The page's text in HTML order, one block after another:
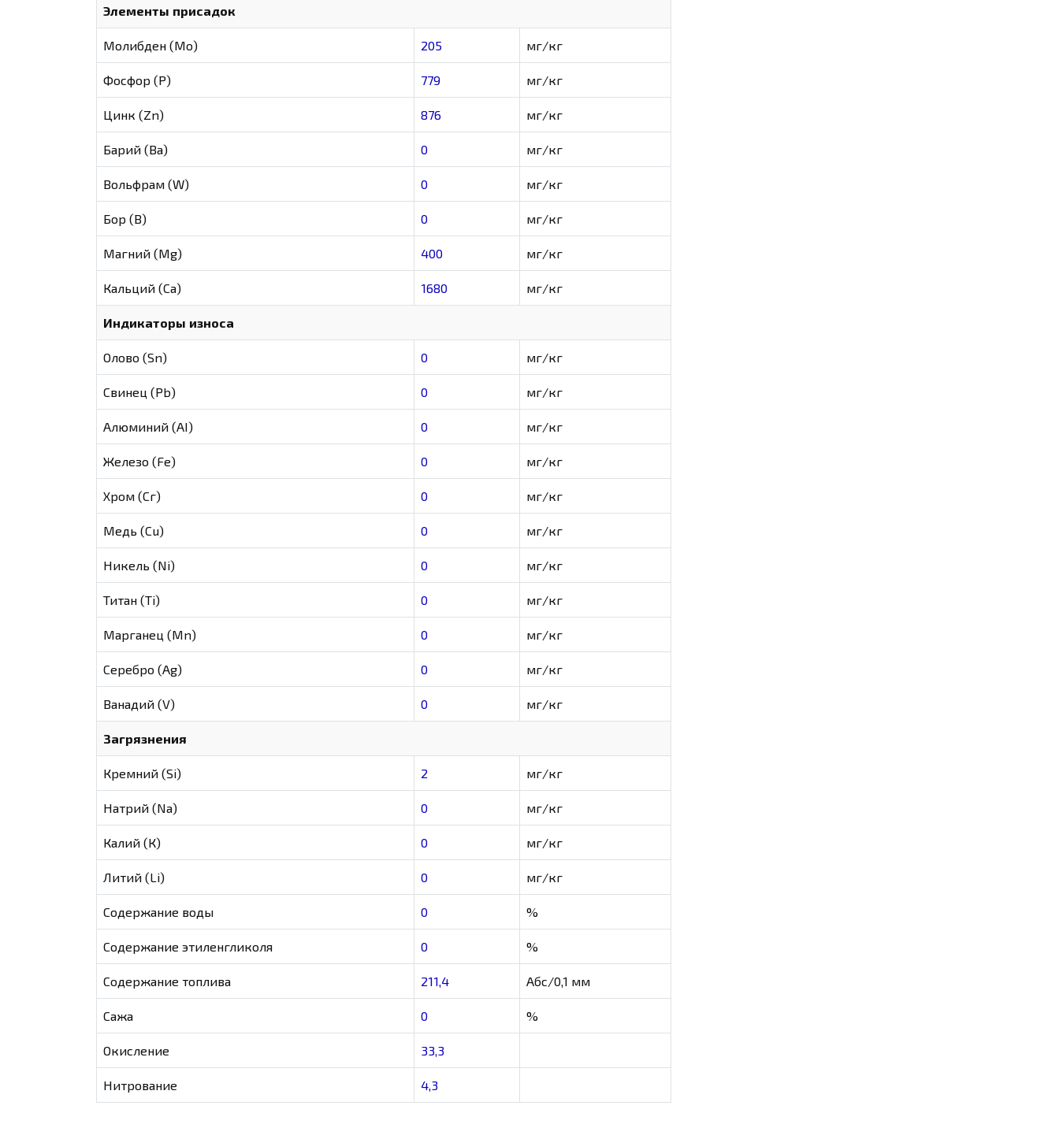
Элементы присадок
Молибден (Мо) 205 мг/кг
Фосфор (Р) 779 мг/кг
Цинк (Zn) 876 мг/кг
Барий (Ва) 0 мг/кг
Вольфрам (W) 0 мг/кг
Бор (В) 0 мг/кг
Магний (Mg) 400 мг/кг
Кальций (Са) 1680 мг/кг
Индикаторы износа
Олово (Sn) 0 мг/кг
Свинец (Pb) 0 мг/кг
Алюминий (AI) 0 мг/кг
Железо (Fe) 0 мг/кг
Хром (Сг) 0 мг/кг
Медь (Cu) 0 мг/кг
Никель (Ni) 0 мг/кг
Титан (Ti) 0 мг/кг
Марганец (Mn) 0 мг/кг
Серебро (Ag) 0 мг/кг
Ванадий (V) 0 мг/кг
Загрязнения
Кремний (Si) 2 мг/кг
Натрий (Na) 0 мг/кг
Калий (К) 0 мг/кг
Литий (Li) 0 мг/кг
Содержание воды 0 %
Содержание этиленгликоля 0 %
Содержание топлива 211,4 Абс/0,1 мм
Сажа 0 %
Окисление 33,3
Нитрование 4,3